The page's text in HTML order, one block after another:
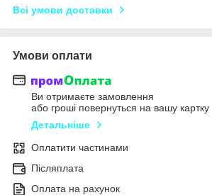
Всі умови доставки
Умови оплати
Ви отримаєте замовлення
або гроші повернуться на вашу картку
Детальніше
Оплатити частинами
Післяплата
Оплата на рахунок